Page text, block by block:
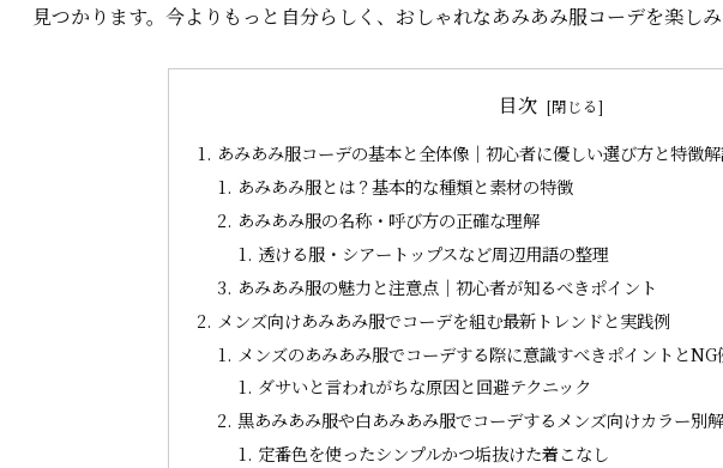
見つかります。今よりもっと自分らしく、おしゃれなあみあみ服コーデを楽し
目次
あみあみ服コーデの基本と全体像｜初心者に優しい選び方と特徴
あみあみ服とは？基本的な種類と素材の特徴
あみあみ服の名称・呼び方の正確な理解
透ける服・シアートップスなど周辺用語の整理
あみあみ服の魅力と注意点｜初心者が知るべきポイント
メンズ向けあみあみ服でコーデを組む最新トレンドと実践例
メンズのあみあみ服でコーデする際に意識すべきポイントとNG
ダサいと言われがちな原因と回避テクニック
黒あみあみ服や白あみあみ服でコーデするメンズ向けカラー別
定番色を使ったシンプルかつ垢抜けた着こなし